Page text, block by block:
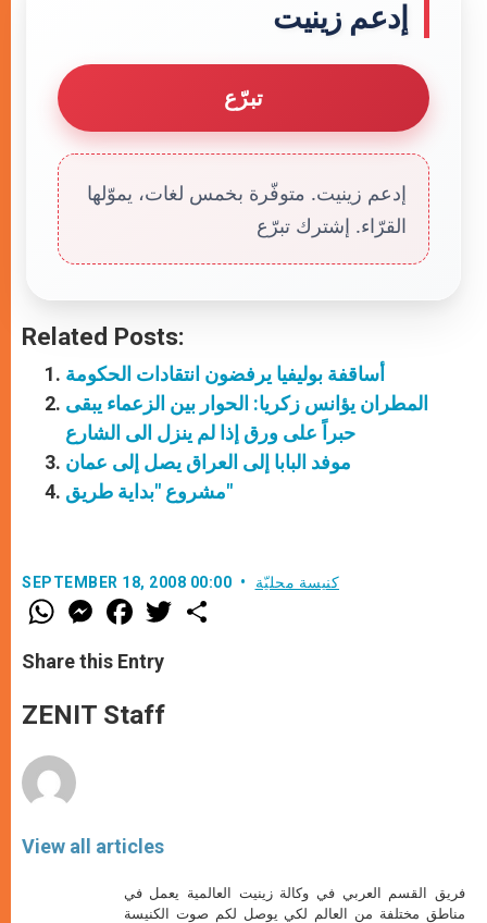
إدعم زينيت
تبرّع
إدعم زينيت. متوفّرة بخمس لغات، يموّلها
القرّاء. إشترك تبرّع
Related Posts:
أساقفة بوليفيا يرفضون انتقادات الحكومة
المطران يؤانس زكريا: الحوار بين الزعماء يبقى
حبراً على ورق إذا لم ينزل الى الشارع
موفد البابا إلى العراق يصل إلى عمان
مشروع "بداية طريق"
SEPTEMBER 18, 2008 00:00 كنيسة محليّة
W
h
t
s
p
p
M
e
s
e
g
e
F
a
e
b
o
k
w
Share this Entry
ZENIT Staff
View all articles
فريق القسم العربي في وكالة زينيت العالمية يعمل في
مناطق مختلفة من العالم لكي يوصل لكم صوت الكنيسة